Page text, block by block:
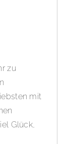
zu
mit
Glück,